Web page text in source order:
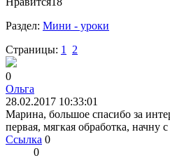
Раздел:Мини - уроки
Страницы:1
Ольга
28.02.2017 10:33:01
Марина, большое спасибо за
первая, мягкая обработка, начну с
Ссылка 0